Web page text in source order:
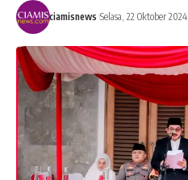
ciamisnews Selasa, 22 Oktober 2024